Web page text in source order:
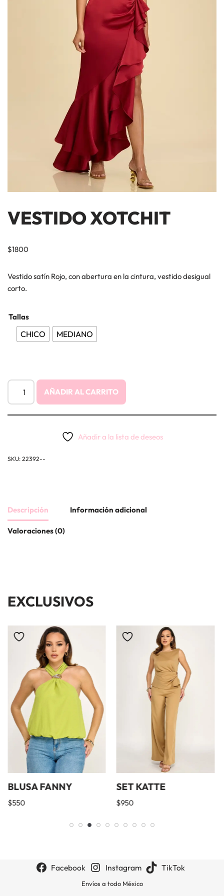
VESTIDO XOTCHIT
$1800
Vestido satín Rojo, con abertura en la cintura, vestido desigual
corto.
Tallas
CHICO MEDIANO
AÑADIR AL CARRITO
Añadir a la lista de deseos
SKU: 22392--
Descripción Información adicional
Valoraciones (0)
EXCLUSIVOS
BLUSA FANNY
$550
SET KATTE
$950
Facebook Instagram TikTok
Envíos a todo México